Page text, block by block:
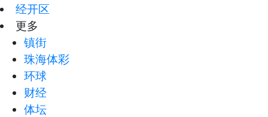
经开区
更多
镇街
珠海体彩
环球
财经
体坛